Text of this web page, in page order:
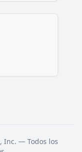
Inc. — Todos los